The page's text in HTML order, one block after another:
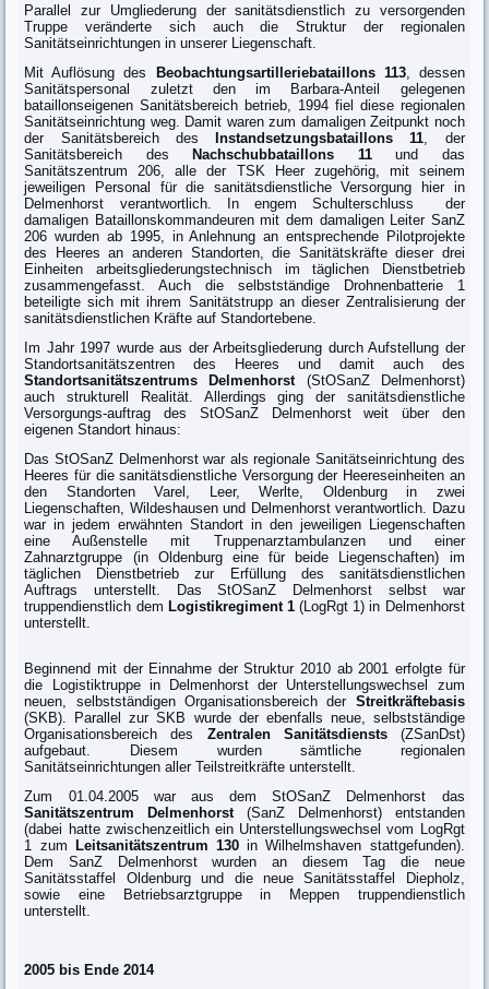
Parallel zur Umgliederung der sanitätsdienstlich zu versorgenden
Truppe veränderte sich auch die Struktur der regionalen
Sanitätseinrichtungen in unserer Liegenschaft.
Mit Auflösung des
Beobachtungsartilleriebataillons 113, dessen
Sanitätspersonal zuletzt den im Barbara-Anteil gelegenen
bataillonseigenen Sanitätsbereich betrieb, 1994 fiel diese regionalen
Sanitätseinrichtung weg. Damit waren zum damaligen Zeitpunkt noch
der Sanitätsbereich des
Instandsetzungsbataillons 11 , der
Sanitätsbereich des
Nachschubbataillons 11und das
Sanitätszentrum 206, alle der TSK Heer zugehörig, mit seinem
jeweiligen Personal für die sanitätsdienstliche Versorgung hier in
Delmenhorst verantwortlich. In engem Schulterschluss der
damaligen Bataillonskommandeuren mit dem damaligen Leiter SanZ
206 wurden ab 1995, in Anlehnung an entsprechende Pilotprojekte
des Heeres an anderen Standorten, die Sanitätskräfte dieser drei
Einheiten arbeitsgliederungstechnisch im täglichen Dienstbetrieb
zusammengefasst. Auch die selbstständige Drohnenbatterie 1
beteiligte sich mit ihrem Sanitätstrupp an dieser Zentralisierung der
sanitätsdienstlichen Kräfte auf Standortebene.
Im Jahr 1997 wurde aus der Arbeitsgliederung durch Aufstellung der
Standortsanitätszentren des Heeres und damit auch des
Standortsanitätszentrums Delmenhorst (StOSanZ Delmenhorst)
auch strukturell Realität. Allerdings ging der sanitätsdienstliche
Versorgungs-auftrag des StOSanZ Delmenhorst weit über den
eigenen Standort hinaus:
Das StOSanZ Delmenhorst war als regionale Sanitätseinrichtung des
Heeres für die sanitätsdienstliche Versorgung der Heereseinheiten an
den Standorten Varel, Leer, Werlte, Oldenburg in zwei
Liegenschaften, Wildeshausen und Delmenhorst verantwortlich. Dazu
war in jedem erwähnten Standort in den jeweiligen Liegenschaften
eine Außenstelle mit Truppenarztambulanzen und einer
Zahnarztgruppe (in Oldenburg eine für beide Liegenschaften) im
täglichen Dienstbetrieb zur Erfüllung des sanitätsdienstlichen
Auftrags unterstellt. Das StOSanZ Delmenhorst selbst war
truppendienstlich dem Logistikregiment 1(LogRgt 1) in Delmenhorst
unterstellt.
Beginnend mit der Einnahme der Struktur 2010 ab 2001 erfolgte für
die Logistiktruppe in Delmenhorst der Unterstellungswechsel zum
neuen, selbstständigen Organisationsbereich der Streitkräftebasis
(SKB). Parallel zur SKB wurde der ebenfalls neue, selbstständige
Organisationsbereich des Zentralen Sanitätsdiensts(ZSanDst)
aufgebaut. Diesem wurden sämtliche regionalen
Sanitätseinrichtungen aller Teilstreitkräfte unterstellt.
Zum 01.04.2005 war aus dem StOSanZ Delmenhorst das
Sanitätszentrum Delmenhorst (SanZ Delmenhorst) entstanden
(dabei hatte zwischenzeitlich ein Unterstellungswechsel vom LogRgt
1 zum
Leitsanitätszentrum 130in Wilhelmshaven stattgefunden).
Dem SanZ Delmenhorst wurden an diesem Tag die neue
Sanitätsstaffel Oldenburg und die neue Sanitätsstaffel Diepholz,
sowie eine Betriebsarztgruppe in Meppen truppendienstlich
unterstellt.
2005 bis Ende 2014